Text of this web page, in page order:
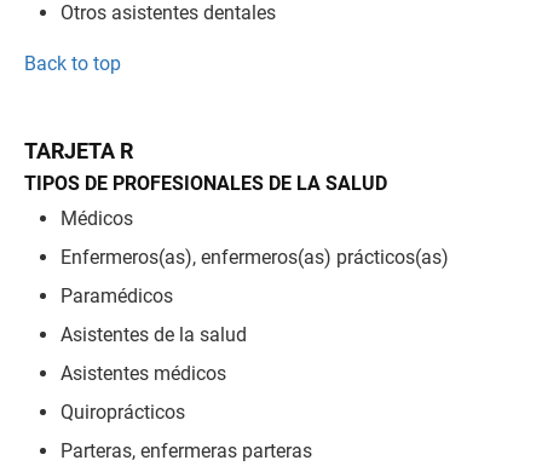
Otros asistentes dentales
Back to top
TARJETA R
TIPOS DE PROFESIONALES DE LA SALUD
Médicos
Enfermeros(as), enfermeros(as) prácticos(as)
Paramédicos
Asistentes de la salud
Asistentes médicos
Quiroprácticos
Parteras, enfermeras parteras